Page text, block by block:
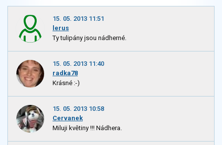
15. 05. 2013 11:51
lerus
Ty tulipány jsou nádherné.
15. 05. 2013 11:40
radka78
Krásné :-)
15. 05. 2013 10:58
Cervanek
Miluji květiny !!! Nádhera.